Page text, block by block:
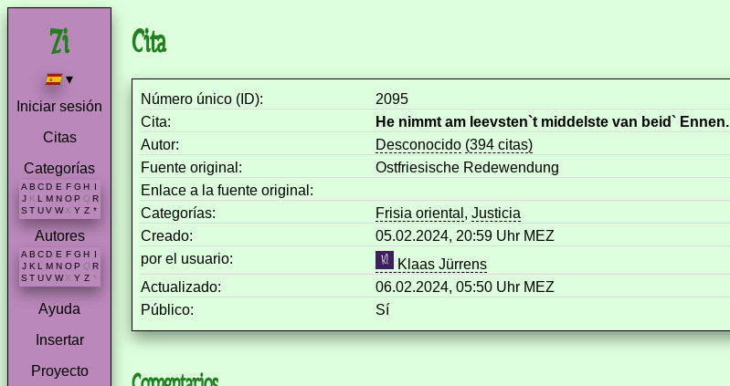
▾
Iniciar sesión
Citas
Categorías
A B C D E F G H I
J K L M N O P Q R
S T U V W X Y Z *
Autores
A B C D E F G H
J K L M N O P Q R
S T U V W X Y Z *
Ayuda
Insertar
Proyecto
Cita
Número único (ID):
2095
Cita:
He nimmt am leevsten`t middelste van beid` Ennen.
Autor:
Desconocido (394 citas)
Fuente original:
Ostfriesische Redewendung
Enlace a la fuente original:
Categorías:
Frisia oriental , Justicia
Creado:
05.02.2024, 20:59 Uhr MEZ
por el usuario:
Klaas Jürrens
Actualizado:
06.02.2024, 05:50 Uhr MEZ
Público:
Sí